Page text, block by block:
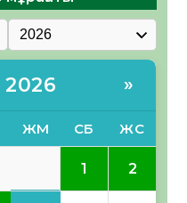
»
ЖМ СБ ЖС
1 2